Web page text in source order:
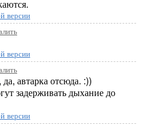
версии
версии
, да, автарка отсюда. :))
задерживать дыхание до
версии